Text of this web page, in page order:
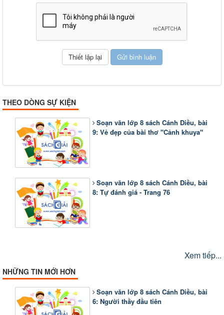
THEO DÒNG SỰ KIỆN
Soạn văn lớp 8 sách Cánh Diều, bài
9: Vẻ đẹp của bài thơ "Cảnh khuya"
Soạn văn lớp 8 sách Cánh Diều, bài
8: Tự đánh giá - Trang 76
Xem tiếp...
NHỮNG TIN MỚI HƠN
Soạn văn lớp 8 sách Cánh Diều, bài
6: Người thầy đầu tiên